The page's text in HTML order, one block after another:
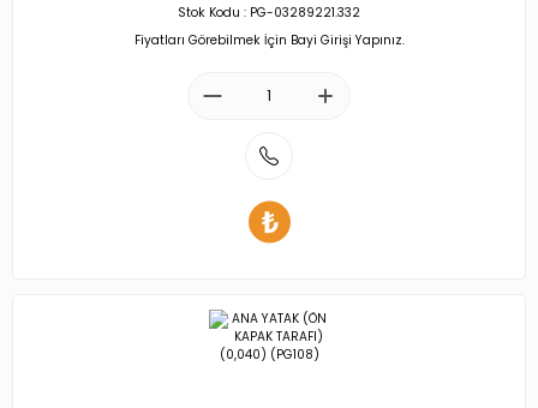
Stok Kodu : PG-03289221.332
Fiyatları Görebilmek İçin Bayi Girişi Yapınız.